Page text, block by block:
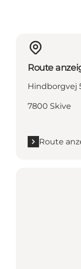
Route
Hindborgvej
7800 Skive
Route